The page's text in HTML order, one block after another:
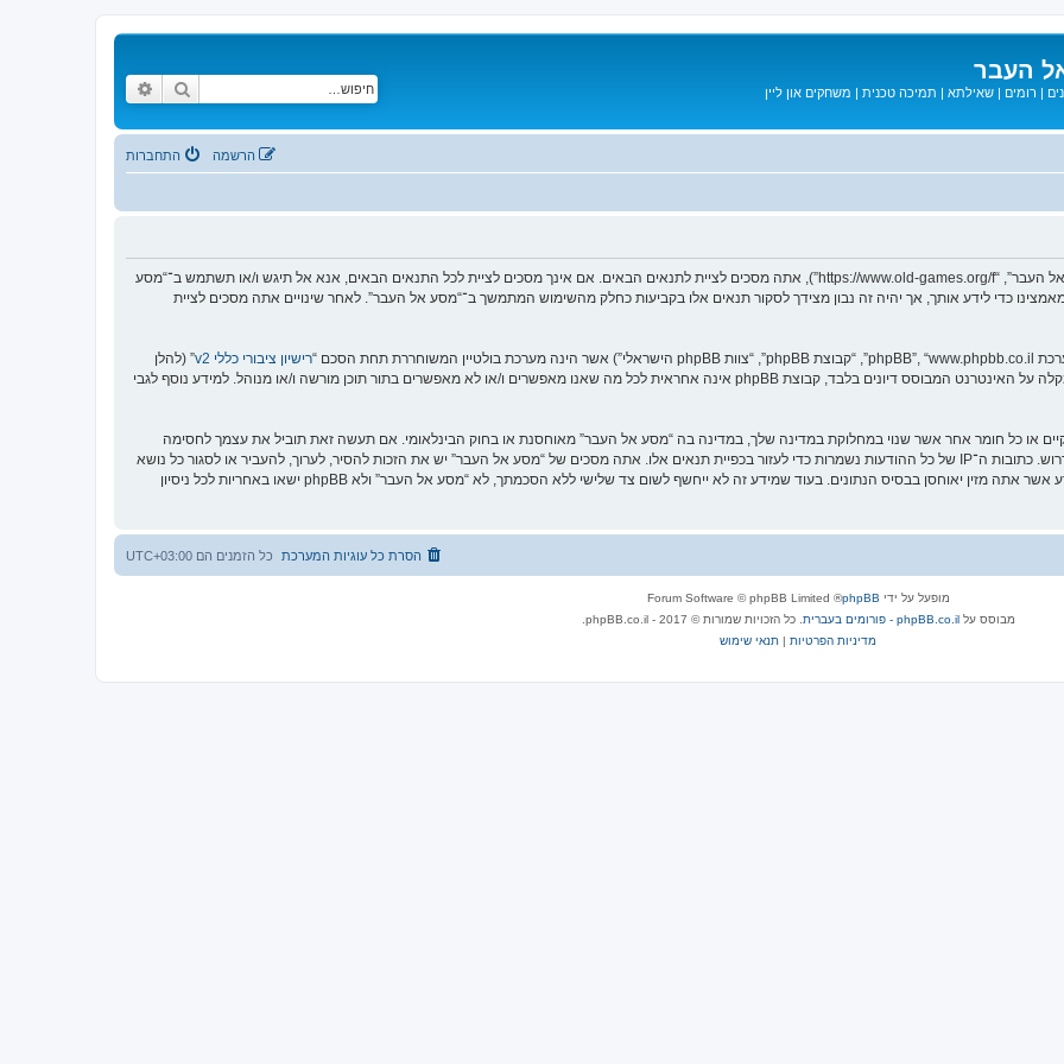
העבר
| רומים | שאילתא | תמיכה טכנית | משחקים און ליין חיפוש
התחברות הרשמה
בעת הגישה אל “מסע אל העבר” (להלן “אנחנו”, “אותנו”, “שלנו”, “מסע אל העבר”, “https://www.old-games.org/f”), אתה מסכים לציית לתנאים הבאים. אם אינך מסכים לציית לכל התנאים הבאים, אנא אל תיגש ו/או תשתמש ב־“מסע
מאמצינו כדי לידע אותך, אך יהיה זה נבון מצידך לסקור תנאים אלו בקביעות כחלק מהשימוש המתמשך ב־“מסע אל העבר”. לאחר שינויים אתה מסכים לציית
רישיון ציבורי כללי v2
” (להלן
. מערכת phpBB מקלה על האינטרנט המבוסס דיונים בלבד, קבוצת phpBB אינה אחראית לכל מה שאנו מאפשרים ו/או לא מאפשרים בתור תוכן מורשה ו/או מנוהל. למידע נוסף לגבי
או כל חומר אחר אשר שנוי במחלוקת במדינה שלך, במדינה בה “מסע אל העבר” מאוחסנת או בחוק הבינלאומי. אם תעשה זאת תוביל את עצמך לחסימה
מיידית ולצמיתות, עם הודעה לספק שירות האינטרנט אם זה יראה לנו דרוש. כתובות ה־IP של כל ההודעות נשמרות כדי לעזור בכפיית תנאים אלו. אתה מסכים של “מסע אל העבר” יש את הזכות להסיר, לערוך, להעביר או לסגור כל נושא
בכל זמן נתון הנראה לנו מתאים. בתור משתמש אתה מסכים שכל המידע אשר אתה מזין יאוחסן בבסיס הנתונים. בעוד שמידע זה לא ייחשף לשום צד שלישי ללא הסכמתך, לא “מסע אל העבר” ולא phpBB ישאו באחריות לכל ניסיון
כל הזמנים הם UTC+03:00 הסרת כל עוגיות המערכת
מופעל על ידי phpBB
® Forum Software © phpBB Limited
מבוסס עלphpBB.co.il - פורומים בעברית
. כל הזכויות שמורות © 2017 - phpBB.co.il.
מדיניות הפרטיות | תנאי שימוש